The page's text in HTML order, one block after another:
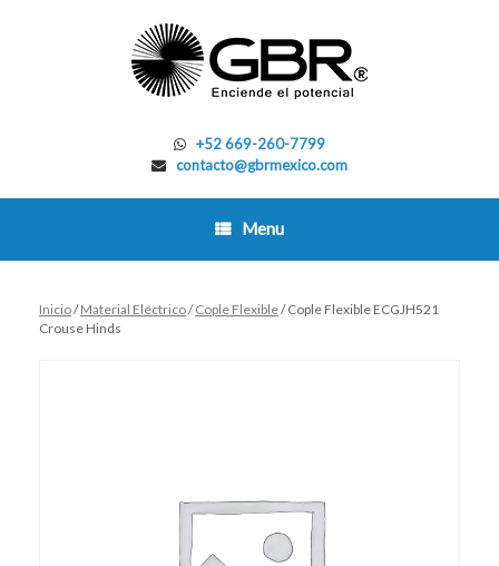
+52 669-260-7799
contacto@gbrmexico.com
Menu
Inicio/Material Eléctrico/Cople Flexible/ Cople Flexible ECGJH521
Crouse Hinds